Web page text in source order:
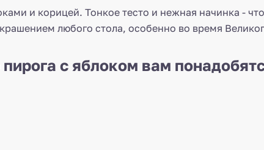
и корицей. Тонкое тесто и нежная начинка -
любого стола, особенно во время
с яблоком вам